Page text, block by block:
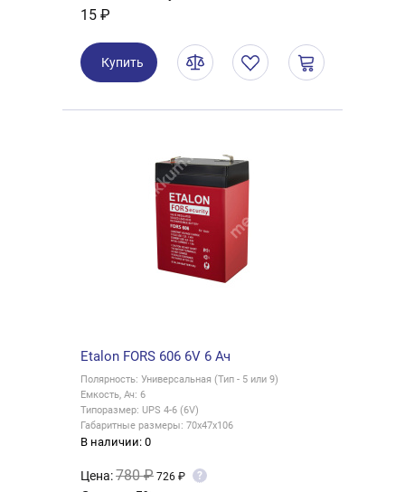
15 ₽
Купить
Etalon FORS 606 6V 6 Ач
Полярность: Универсальная (Тип - 5 или 9)
Емкость, Ач: 6
Типоразмер: UPS 4-6 (6V)
Габаритные размеры: 70x47x106
В наличии: 0
Цена:780 ₽ 726 ₽ ?